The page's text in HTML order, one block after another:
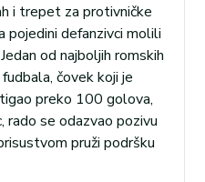
i trepet za protivničke
pojedini defanzivci molili
od najboljih romskih
čovek koji je
preko 100 golova,
rado se odazvao pozivu
pruži podršku